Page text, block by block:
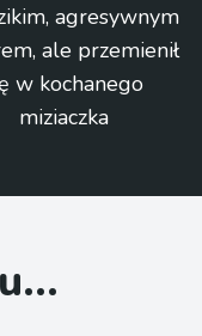
agresywnym
ale przemienił
w kochanego
miziaczka